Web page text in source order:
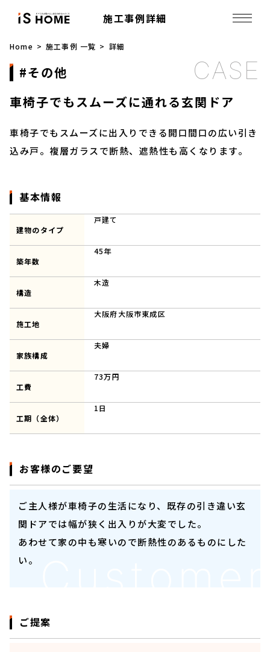
施工事例詳細
Home 施工事例 一覧 詳細
その他
車椅子でもスムーズに通れる玄関ドア
車椅子でもスムーズに出入りできる開口間口の広い引き
込み戸。複層ガラスで断熱、遮熱性も高くなります。
基本情報
建物のタイプ
戸建て
築年数
45年
構造
木造
施工地
大阪府大阪市東成区
家族構成
夫婦
工費
73万円
工期（全体）
1日
お客様のご要望
ご主人様が車椅子の生活になり、既存の引き違い玄
関ドアでは幅が狭く出入りが大変でした。
あわせて家の中も寒いので断熱性のあるものにした
い。
ご提案